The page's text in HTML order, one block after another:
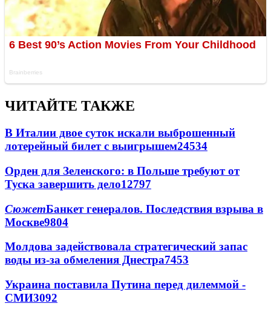
ЧИТАЙТЕ ТАКЖЕ
В Италии двое суток искали выброшенный
лотерейный билет с выигрышем24534
Орден для Зеленского: в Польше требуют от
Туска завершить дело12797
СюжетБанкет генералов. Последствия взрыва в
Москве9804
Молдова задействовала стратегический запас
воды из-за обмеления Днестра7453
Украина поставила Путина перед дилеммой -
СМИ3092